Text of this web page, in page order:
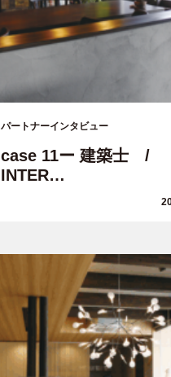
パートナーインタビュー
case 11ー 建築士 /
INTER…